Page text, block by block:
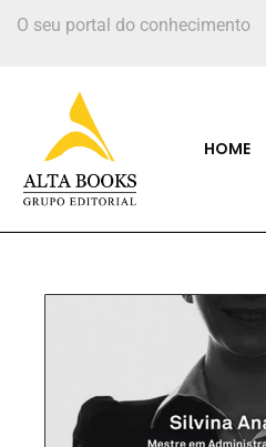
O seu portal do conhecimento
HOME